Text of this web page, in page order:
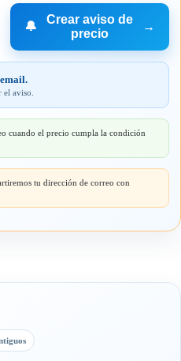
🔔
Crear aviso de
precio
→
aviso.
cuando el precio cumpla la condición
tu dirección de correo con